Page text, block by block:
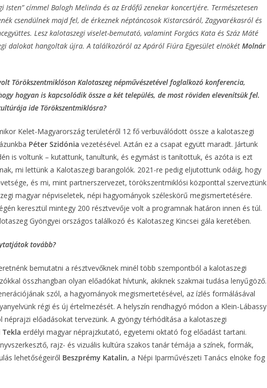
Isten” címmel Balogh Melinda és az Erdőfű zenekar koncertjére. Természetesen
csendülnek majd fel, de érkeznek néptáncosok Kistarcsáról, Zagyvarékasról és
Lesz kalotaszegi viselet-bemutató, valamint Forgács Kata és Száz Máté
dalokat hangoltak újra. A találkozóról az Apáról Fiúra Egyesület elnökét Molnár
Törökszentmiklóson Kalotaszeg népművészetével foglalkozó konferencia,
hogyan is kapcsolódik össze a két település, de most röviden elevenítsük fel.
ide Törökszentmiklósra?
Kelet-Magyarország területéről 12 fő verbuválódott össze a kalotaszegi
Péter Szidónia vezetésével. Aztán ez a csapat együtt maradt. Jártunk
is voltunk – kutattunk, tanultunk, és egymást is tanítottuk, és azóta is ezt
mi lettünk a Kalotaszegi barangolók. 2021-re pedig eljutottunk odáig, hogy
és mi, mint partnerszervezet, törökszentmiklósi központtal szerveztünk
magyar népviseletek, népi hagyományok széleskörű megismertetésére.
keresztül mintegy 200 résztvevője volt a programnak határon innen és túl.
Gyöngyei országos találkozó és Kalotaszeg Kincsei gála keretében.
tovább?
bemutatni a résztvevőknek minél több szempontból a kalotaszegi
összhangban olyan előadókat hívtunk, akiknek szakmai tudása lenyűgöző.
szól, a hagyományok megismertetésével, az ízlés formálásával
régi és új értelmezését. A helyszín rendhagyó módon a Klein-Lábassy
néprajzi előadásokat tervezünk. A gyöngy térhódítása a kalotaszegi
erdélyi magyar néprajzkutató, egyetemi oktató fog előadást tartani.
rajz- és vizuális kultúra szakos tanár témája a színek, formák,
lehetőségeiről Beszprémy Katalin, a Népi Iparművészeti Tanács elnöke fog